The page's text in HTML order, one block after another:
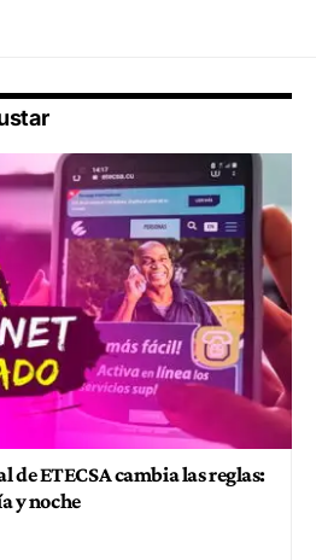
de ETECSA cambia las reglas:
y noche